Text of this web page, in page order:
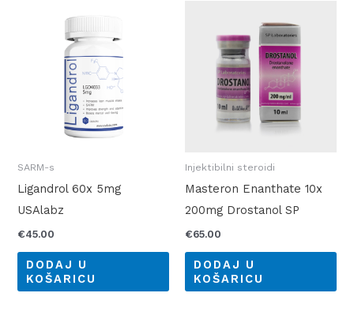
SARM-s
Ligandrol 60x 5mg
USAlabz
€45.00
DODAJ U
KOŠARICU
Injektibilni steroidi
Masteron Enanthate 10x
200mg Drostanol SP
€65.00
DODAJ U
KOŠARICU